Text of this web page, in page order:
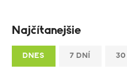
Najčítanejšie
DNES 7 DNÍ 30